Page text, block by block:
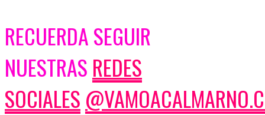
RECUERDA SEGUIR
NUESTRAS REDES
SOCIALES